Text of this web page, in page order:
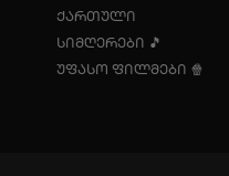
ქართული
სიმღერები 🎵
უფასო ფილმები 🍿